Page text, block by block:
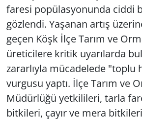
faresi popülasyonunda ciddi
gözlendi. Yaşanan artış
geçen Köşk İlçe Tarım ve
üreticilere kritik uyarılarda
zararlıyla mücadelede "toplu
vurgusu yaptı. İlçe Tarım ve
Müdürlüğü yetkilileri, tarla
bitkileri, çayır ve mera